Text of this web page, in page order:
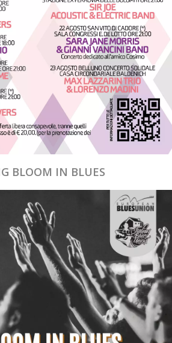
BLOOM IN BLUES